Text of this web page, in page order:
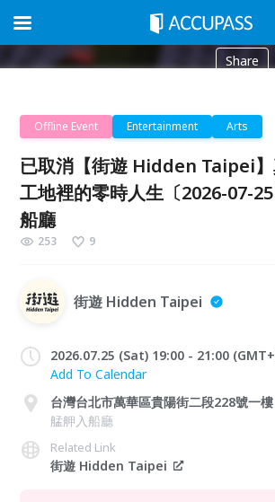
Share
Offline Event Entertainment Arts
已取消【街遊 Hidden Taipei】
工地裡的零時人生〔2026-07-
船廳
253 9
街遊 Hidden Taipei
2026.07.25 (Sat) 19:00 - 21:00
Add To Calendar
台灣台北市萬華區貴陽街二段228號一樓
艋舺入船廳
Related Link
街遊 Hidden Taipei